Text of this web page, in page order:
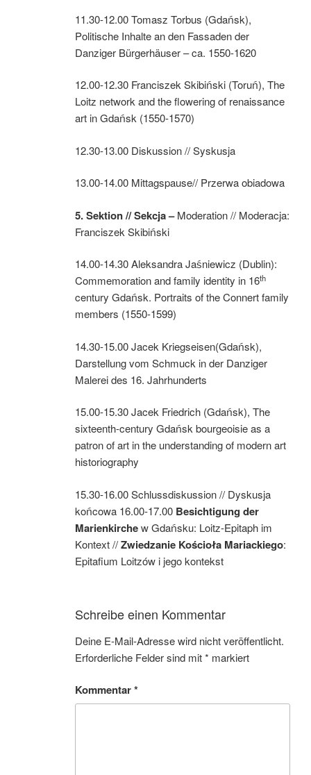
11.30-12.00 Tomasz Torbus (Gdańsk),
Politische Inhalte an den Fassaden der
Danziger Bürgerhäuser – ca. 1550-1620
12.00-12.30 Franciszek Skibiński (Toruń), The
Loitz network and the flowering of renaissance
art in Gdańsk (1550-1570)
12.30-13.00 Diskussion // Syskusja
13.00-14.00 Mittagspause// Przerwa obiadowa
5.Sektion //Sekcja–Moderation // Moderacja:
Franciszek Skibiński
14.00-14.30 Aleksandra Jaśniewicz (Dublin):
Commemoration and family identity in 16th
century Gdańsk. Portraits of the Connert family
members (1550-1599)
14.30-15.00 Jacek Kriegseisen(Gdańsk),
Darstellung vom Schmuck in der Danziger
Malerei des 16. Jahrhunderts
15.00-15.30 Jacek Friedrich (Gdańsk), The
sixteenth-century Gdańsk bourgeoisie as a
patron of art in the understanding of modern art
historiography
15.30-16.00 Schlussdiskussion // Dyskusja
końcowa 16.00-17.00 Besichtigung der
Marienkirche w Gdańsku: Loitz-Epitaph im
Kontext //Zwiedzanie Kościoła Mariackiego:
Epitafium Loitzów i jego kontekst
Schreibe einen Kommentar
Deine E-Mail-Adresse wird nicht veröffentlicht.
Erforderliche Felder sind mit* markiert
Kommentar*